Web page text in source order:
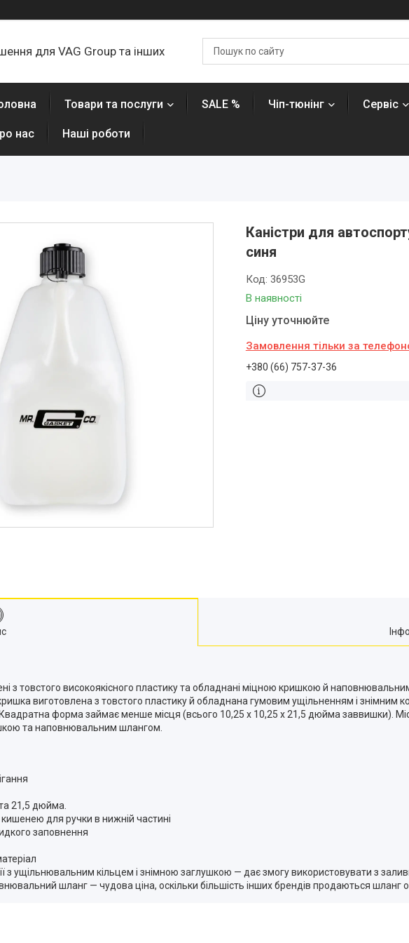
для VAG Group та інших
Товари та послуги SALE % Чіп-тюнінг Сервіс
нас Наші роботи
Каністри для
синя
В наявності
Код: 36953G
Ціну уточнюйте
Замовлення тільки за
+380 (66) 757-37-36
з товстого високоякісного пластику та обладнані міцною кришкою й
виготовлена з товстого пластику й обладнана гумовим ущільненням і знімним
форма займає менше місця (всього 10,25 x 10,25 x 21,5 дюйма заввишки).
та наповнювальним шлангом.
21,5 дюйма.
для ручки в нижній частині
заповнення
з ущільнювальним кільцем і знімною заглушкою — дає змогу використовувати з
шланг — чудова ціна, оскільки більшість інших брендів продаються шланг